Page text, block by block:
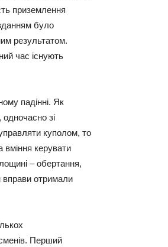
приземлення
було
результатом.
час існують
падінні. Як
зі
куполом, то
вміння керувати
– обертання,
вправи отримали
Перший